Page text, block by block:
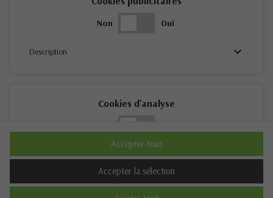
Non Oui
Description
Cookies d'analyse
Description
Accepter la sélection
Accepter tous